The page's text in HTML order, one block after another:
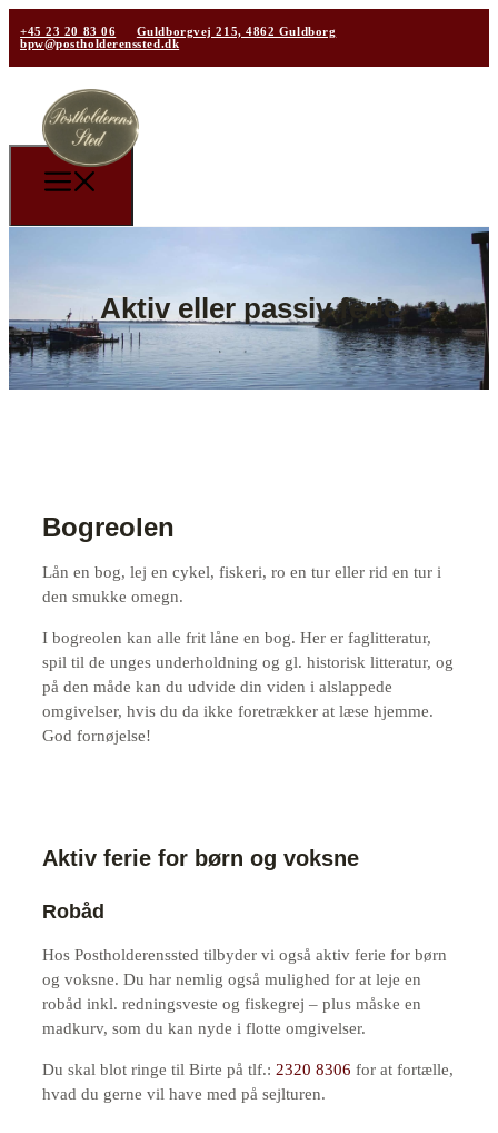
+45 23 20 83 06
Guldborgvej 215, 4862 Guldborg
bpw@postholderenssted.dk
Aktiv eller passiv ferie
Bogreolen
Lån en bog, lej en cykel, fiskeri, ro en tur eller rid en tur i
den smukke omegn.
I bogreolen kan alle frit låne en bog. Her er faglitteratur,
spil til de unges underholdning og gl. historisk litteratur, og
på den måde kan du udvide din viden i alslappede
omgivelser, hvis du da ikke foretrækker at læse hjemme.
God fornøjelse!
Aktiv ferie for børn og voksne
Robåd
Hos Postholderenssted tilbyder vi også aktiv ferie for børn
og voksne. Du har nemlig også mulighed for at leje en
robåd inkl. redningsveste og fiskegrej – plus måske en
madkurv, som du kan nyde i flotte omgivelser.
Du skal blot ringe til Birte på tlf.: 2320 8306 for at fortælle,
hvad du gerne vil have med på sejlturen.